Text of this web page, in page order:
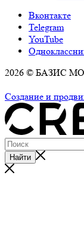
Вконтакте
Telegram
YouTube
2026 © БАЗИС
Создание и
Найти